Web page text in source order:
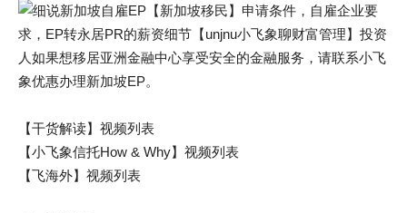
【干货解读】视频列表
【小飞象信托How & Why】视频列表
【飞海外】视频列表